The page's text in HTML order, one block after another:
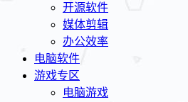
开源软件
媒体剪辑
办公效率
电脑软件
游戏专区
电脑游戏